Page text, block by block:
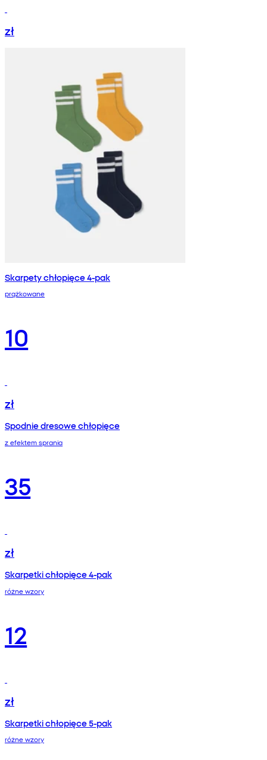
zł
Skarpety chłopięce 4-pak
prążkowane
10
zł
Spodnie dresowe chłopięce
z efektem sprania
35
zł
Skarpetki chłopięce 4-pak
różne wzory
12
zł
Skarpetki chłopięce 5-pak
różne wzory